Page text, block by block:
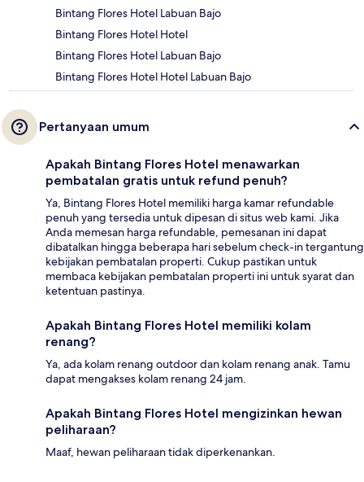
Bintang Flores Hotel Labuan Bajo
Bintang Flores Hotel Hotel
Bintang Flores Hotel Labuan Bajo
Bintang Flores Hotel Hotel Labuan Bajo
Pertanyaan umum
Apakah Bintang Flores Hotel menawarkan
pembatalan gratis untuk refund penuh?
Ya, Bintang Flores Hotel memiliki harga kamar refundable
penuh yang tersedia untuk dipesan di situs web kami. Jika
Anda memesan harga refundable, pemesanan ini dapat
dibatalkan hingga beberapa hari sebelum check-in tergantung
kebijakan pembatalan properti. Cukup pastikan untuk
membaca kebijakan pembatalan properti ini untuk syarat dan
ketentuan pastinya.
Apakah Bintang Flores Hotel memiliki kolam
renang?
Ya, ada kolam renang outdoor dan kolam renang anak. Tamu
dapat mengakses kolam renang 24 jam.
Apakah Bintang Flores Hotel mengizinkan hewan
peliharaan?
Maaf, hewan peliharaan tidak diperkenankan.